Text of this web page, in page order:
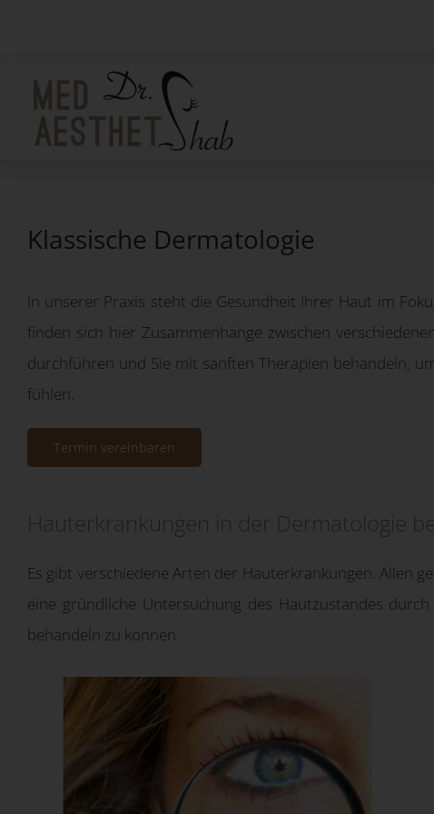
springen
Klassische Dermatologie
In unserer Praxis steht die Gesundheit Ihrer Haut im
finden sich hier Zusammenhänge zwischen
durchführen und Sie mit sanften Therapien behandeln,
fühlen.
Termin vereinbaren
Hauterkrankungen in der Dermatologie
Es gibt verschiedene Arten der Hauterkrankungen. Allen
eine gründliche Untersuchung des Hautzustandes
behandeln zu können.